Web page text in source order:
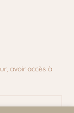
avoir accès à